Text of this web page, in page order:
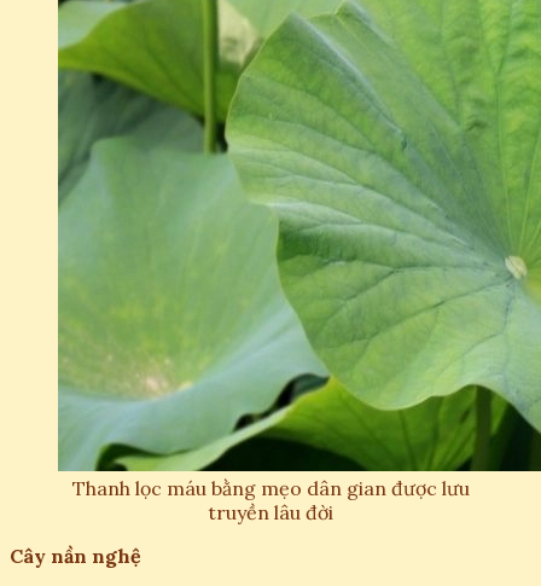
Thanh lọc máu bằng mẹo dân gian được lưu
truyền lâu đời
Cây nần nghệ